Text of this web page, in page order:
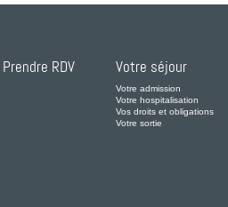
Prendre RDV Votre séjour
Votre admission
Votre hospitalisation
Vos droits et obligations
Votre sortie